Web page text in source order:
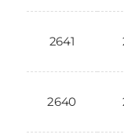
2641
2640